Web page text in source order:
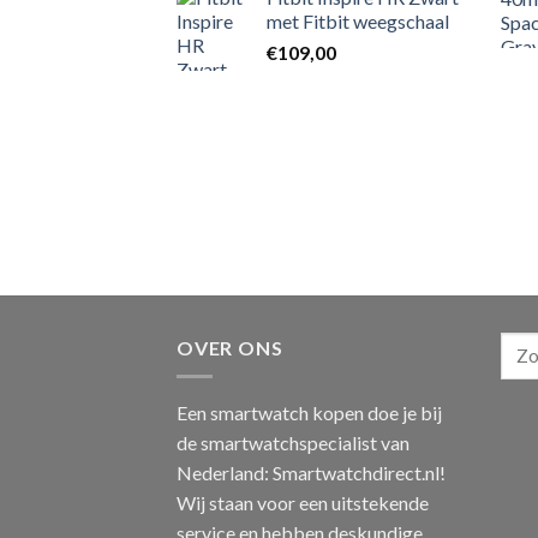
met Fitbit weegschaal
€109,00
OVER ONS
Een smartwatch kopen doe je bij
de smartwatchspecialist van
Nederland: Smartwatchdirect.nl!
Wij staan voor een uitstekende
service en hebben deskundige